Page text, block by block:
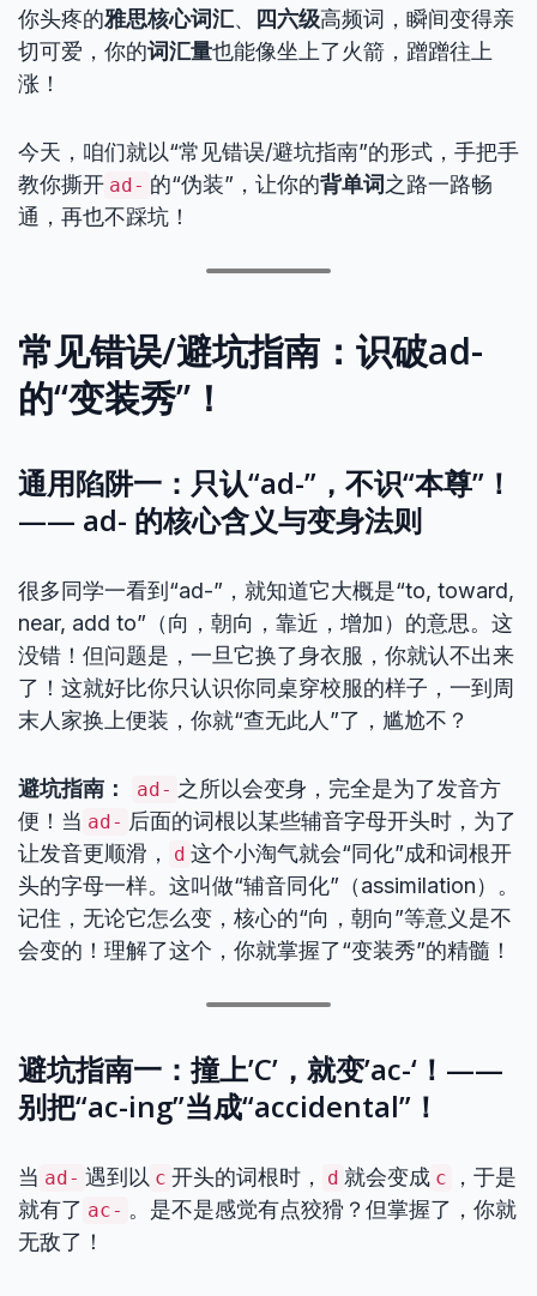
你头疼的雅思核心词汇、 四六级高频词，瞬间变得亲
切可爱，你的词汇量也能像坐上了火箭，蹭蹭往上
涨！
今天，咱们就以“常见错误/避坑指南”的形式，手把手
教你撕开 ad- 的“伪装”，让你的背单词 之路一路畅
通，再也不踩坑！
常见错误/避坑指南：识破ad-
的“变装秀”！
通用陷阱一：只认“ad-”，不识“本尊”！
—— ad- 的核心含义与变身法则
很多同学一看到“ad-”，就知道它大概是“to, toward,
near, add to”（向，朝向，靠近，增加）的意思。这
没错！但问题是，一旦它换了身衣服，你就认不出来
了！这就好比你只认识你同桌穿校服的样子，一到周
末人家换上便装，你就“查无此人”了，尴尬不？
避坑指南： ad- 之所以会变身，完全是为了发音方
便！当 ad- 后面的词根以某些辅音字母开头时，为了
让发音更顺滑，
d 这个小淘气就会“同化”成和词根开
头的字母一样。这叫做“辅音同化”（assimilation）。
记住，无论它怎么变，核心的“向，朝向”等意义是不
会变的！理解了这个，你就掌握了“变装秀”的精髓！
避坑指南一：撞上’C’，就变’ac-‘！——
别把“ac-ing”当成“accidental”！
当 ad- 遇到以 c 开头的词根时， d 就会变成 c
，于是
就有了 ac- 。是不是感觉有点狡猾？但掌握了，你就
无敌了！